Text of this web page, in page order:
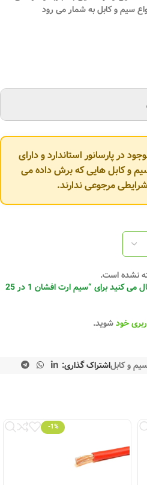
سیم و کابل به شمار می رود
در پارسانور استاندارد و دارای
و کابل هایی که برش داده می
مرجوعی ندارند.
نشده است.
اولین نفری باشید که دیدگاهی را ارسال می کنید برای “سیم ارت افشان 1 در 25
خودشوید.
و کابلاشتراک گذاری:
-1%